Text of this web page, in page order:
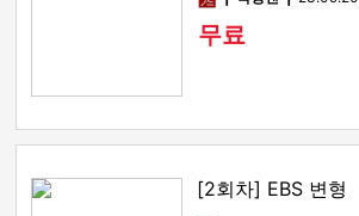
무료
[2회차] EBS 변형